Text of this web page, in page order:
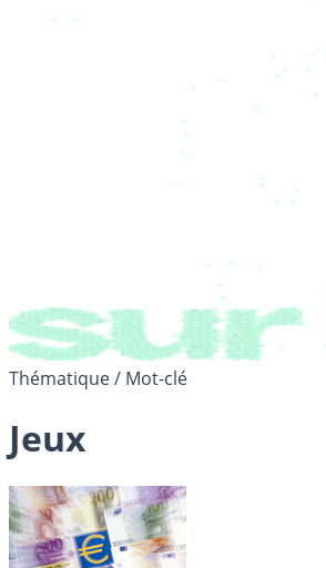
Thématique / Mot-clé
Jeux